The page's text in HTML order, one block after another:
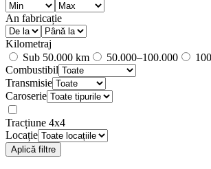
An fabricație
Kilometraj
Sub 50.000 km
50.000–100.000
Combustibil
Transmisie
Caroserie
Tracțiune 4x4
Locație
Aplică filtre